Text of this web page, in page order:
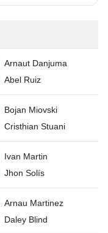
Arnaut Danjuma
Abel Ruiz
Bojan Miovski
Cristhian Stuani
Ivan Martin
Jhon Solís
Arnau Martinez
Daley Blind